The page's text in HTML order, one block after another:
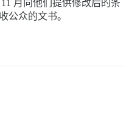
月向他们提供修改后的条
公众的文书。